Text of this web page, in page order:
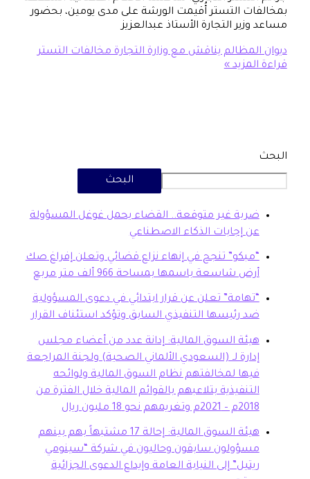
التستر أُقيمت الورشة على مدى يومين، بحضور
التجارة الأستاذ عبدالعزيز
يناقش مع وزارة التجارة مخالفات التستر
»
غير متوقعة.. القضاء يحمل غوغل المسؤولة
إجابات الذكاء الاصطناعي
تنجح في إنهاء نزاع قضائي وتعلن إفراغ صك
شاسعة باسمها بمساحة 966 ألف متر مربع
تعلن عن قرار ابتدائي في دعوى المسؤولية
رئيسها التنفيذي السابق وتؤكد استئناف القرار
السوق المالية: إدانة عدد من أعضاء مجلس
لـ (السعودي الألماني الصحية) ولجنة المراجعة
لمخالفتهم نظام السوق المالية ولوائحه
بتلاعبهم بالقوائم المالية خلال الفترة من
هيئة السوق المالية: إحالة 17 مشتبهاً بهم بينهم
سابقون وحاليون في شركة “سينومي
إلى النيابة العامة وإيداع الدعوى الجزائية